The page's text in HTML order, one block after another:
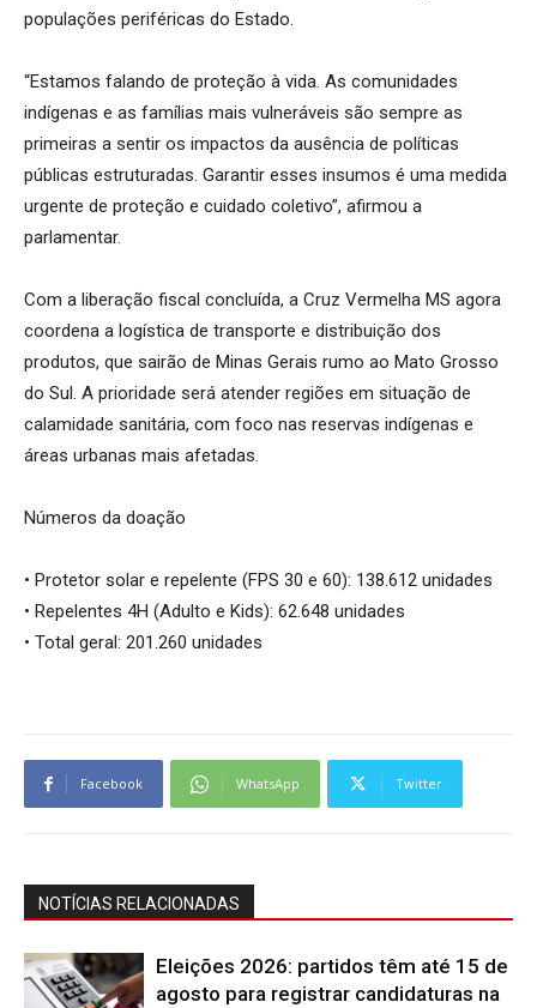
populações periféricas do Estado.
“Estamos falando de proteção à vida. As comunidades
indígenas e as famílias mais vulneráveis são sempre as
primeiras a sentir os impactos da ausência de políticas
públicas estruturadas. Garantir esses insumos é uma medida
urgente de proteção e cuidado coletivo”, afirmou a
parlamentar.
Com a liberação fiscal concluída, a Cruz Vermelha MS agora
coordena a logística de transporte e distribuição dos
produtos, que sairão de Minas Gerais rumo ao Mato Grosso
do Sul. A prioridade será atender regiões em situação de
calamidade sanitária, com foco nas reservas indígenas e
áreas urbanas mais afetadas.
Números da doação
• Protetor solar e repelente (FPS 30 e 60): 138.612 unidades
• Repelentes 4H (Adulto e Kids): 62.648 unidades
• Total geral: 201.260 unidades
Facebook WhatsApp Twitter
NOTÍCIAS RELACIONADAS
Eleições 2026: partidos têm até 15 de
agosto para registrar candidaturas na